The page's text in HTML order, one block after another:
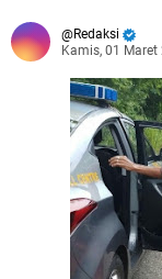
Redaksi
Kamis, 01